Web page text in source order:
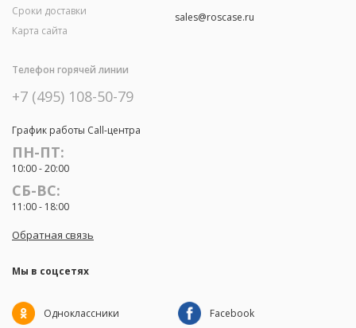
Сроки доставки
Карта сайта
sales@roscase.ru
Телефон горячей линии
+7 (495) 108-50-79
График работы Call-центра
ПН-ПТ:
10:00 - 20:00
СБ-ВС:
11:00 - 18:00
Обратная связь
Мы в соцсетях
Одноклассники Facebook